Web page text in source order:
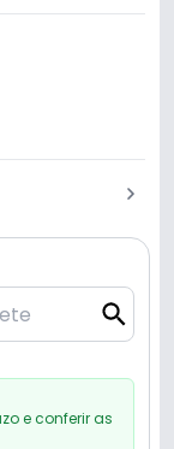
e conferir as